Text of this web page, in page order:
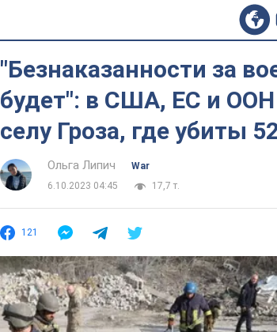
"Безнаказанности за
будет": в США, ЕС и
селу Гроза, где убиты
Ольга Липич
War
6.10.2023 04:45
17,7 т.
121